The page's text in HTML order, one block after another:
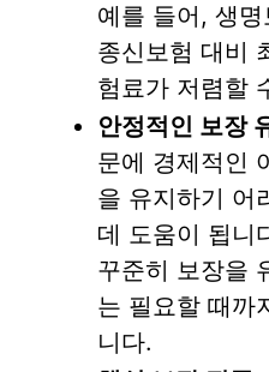
예를 들어, 생
종신보험 대비
험료가 저렴할
안정적인 보장
문에 경제적인
을 유지하기 어
데 도움이 됩니
꾸준히 보장을
는 필요할 때까
니다.